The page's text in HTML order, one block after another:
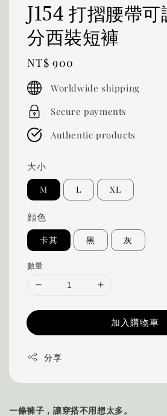
J154 打摺腰帶
分西裝短褲
Regular
price
NT$ 900
Worldwide shipping
Secure payments
Authentic products
大小
M L XL
顔色
卡其 黑 灰
數量
加入購物車
分享
一條褲子，讓穿搭不用想太多。